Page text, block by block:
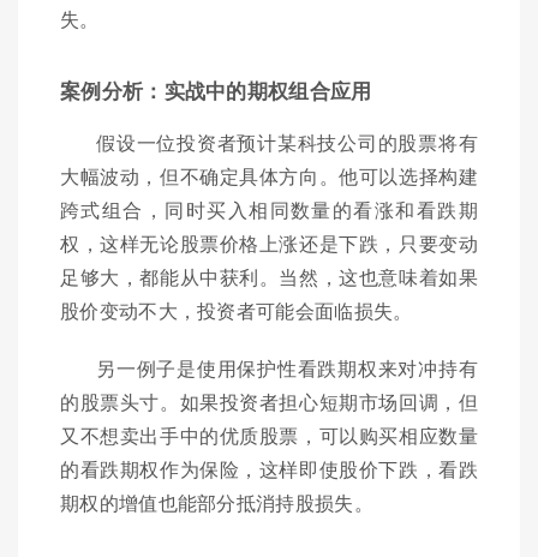
失。
案例分析：实战中的期权组合应用
假设一位投资者预计某科技公司的股票将有
大幅波动，但不确定具体方向。他可以选择构建
跨式组合，同时买入相同数量的看涨和看跌期
权，这样无论股票价格上涨还是下跌，只要变动
足够大，都能从中获利。当然，这也意味着如果
股价变动不大，投资者可能会面临损失。
另一例子是使用保护性看跌期权来对冲持有
的股票头寸。如果投资者担心短期市场回调，但
又不想卖出手中的优质股票，可以购买相应数量
的看跌期权作为保险，这样即使股价下跌，看跌
期权的增值也能部分抵消持股损失。